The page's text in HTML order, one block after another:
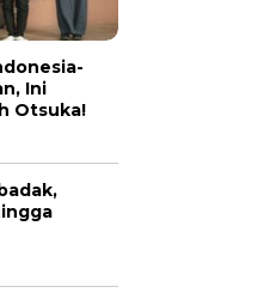
Ini
Otsuka!